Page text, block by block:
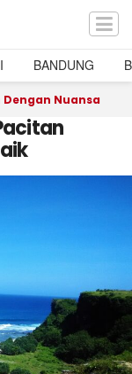
BANDUNG
Dengan Nuansa